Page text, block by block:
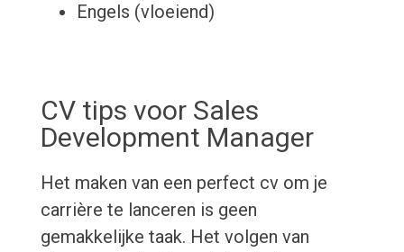
Engels (vloeiend)
CV tips voor Sales
Development Manager
Het maken van een perfect cv om je
carrière te lanceren is geen
gemakkelijke taak. Het volgen van